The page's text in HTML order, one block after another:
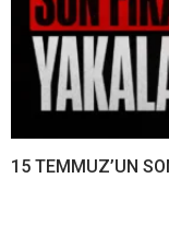
15 TEMMUZ’UN